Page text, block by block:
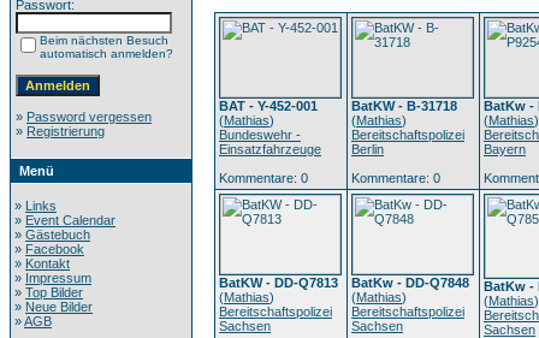
Passwort:
Beim nächsten Besuch
automatisch anmelden?
» Password vergessen
» Registrierung
Menü
» Links
» Event Calendar
» Gästebuch
» Facebook
» Kontakt
» Impressum
» Top Bilder
» Neue Bilder
»AGB
BAT - Y-452-001
(Mathias)
Bundeswehr -
Einsatzfahrzeuge
Kommentare: 0
BatKW - B-31718
(Mathias)
Bereitschaftspolizei
Berlin
Kommentare: 0
BatKw -
(Mathias)
Bayern
BatKW - DD-Q7813
(Mathias)
Bereitschaftspolizei
Sachsen
BatKw - DD-Q7848
(Mathias)
Bereitschaftspolizei
Sachsen
BatKw -
(Mathias)
Sachsen